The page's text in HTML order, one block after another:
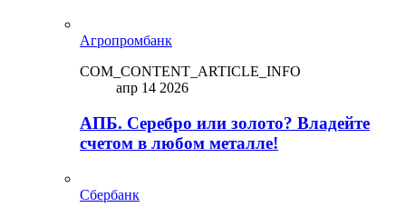
Агропромбанк
COM_CONTENT_ARTICLE_INFO
апр 14 2026
АПБ. Серебро или золото? Владейте
счетом в любом металле!
Сбербанк